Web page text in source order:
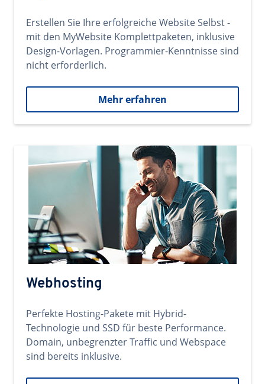
Erstellen Sie Ihre erfolgreiche Website Selbst -
mit den MyWebsite Komplettpaketen, inklusive
Design-Vorlagen. Programmier-Kenntnisse sind
nicht erforderlich.
Mehr erfahren
Webhosting
Perfekte Hosting-Pakete mit Hybrid-
Technologie und SSD für beste Performance.
Domain, unbegrenzter Traffic und Webspace
sind bereits inklusive.